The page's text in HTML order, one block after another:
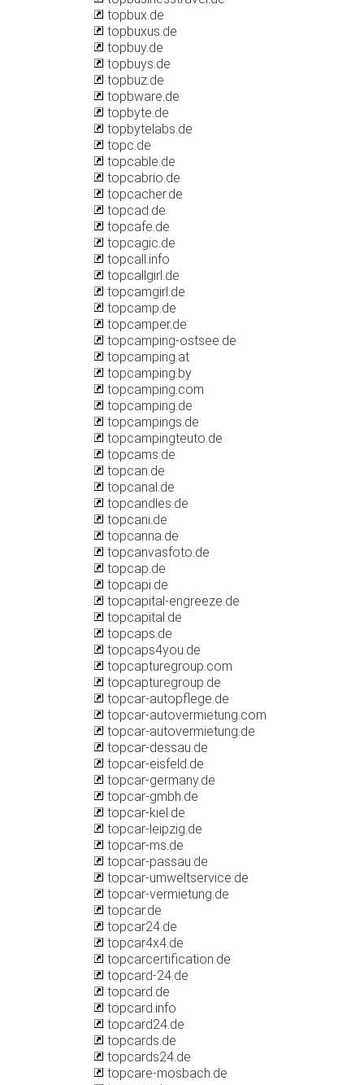
topbux.de
topbuxus.de
topbuy.de
topbuys.de
topbuz.de
topbware.de
topbyte.de
topbytelabs.de
topc.de
topcable.de
topcabrio.de
topcacher.de
topcad.de
topcafe.de
topcagic.de
topcall.info
topcallgirl.de
topcamgirl.de
topcamp.de
topcamper.de
topcamping-ostsee.de
topcamping.at
topcamping.by
topcamping.com
topcamping.de
topcampings.de
topcampingteuto.de
topcams.de
topcan.de
topcanal.de
topcandles.de
topcani.de
topcanna.de
topcanvasfoto.de
topcap.de
topcapi.de
topcapital-engreeze.de
topcapital.de
topcaps.de
topcaps4you.de
topcapturegroup.com
topcapturegroup.de
topcar-autopflege.de
topcar-autovermietung.com
topcar-autovermietung.de
topcar-dessau.de
topcar-eisfeld.de
topcar-germany.de
topcar-gmbh.de
topcar-kiel.de
topcar-leipzig.de
topcar-ms.de
topcar-passau.de
topcar-umweltservice.de
topcar-vermietung.de
topcar.de
topcar24.de
topcar4x4.de
topcarcertification.de
topcard-24.de
topcard.de
topcard.info
topcard24.de
topcards.de
topcards24.de
topcare-mosbach.de